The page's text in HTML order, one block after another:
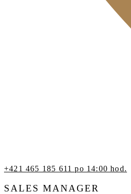
+421 465 185 611 po 14:00 hod.
SALES MANAGER